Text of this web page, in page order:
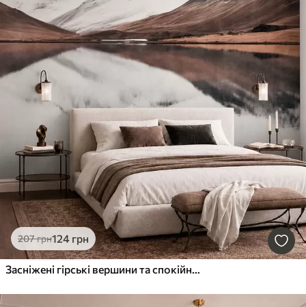
207грн124 грн
Засніжені гірські вершини та спокійне озеро з дзеркальним віддзеркаленням